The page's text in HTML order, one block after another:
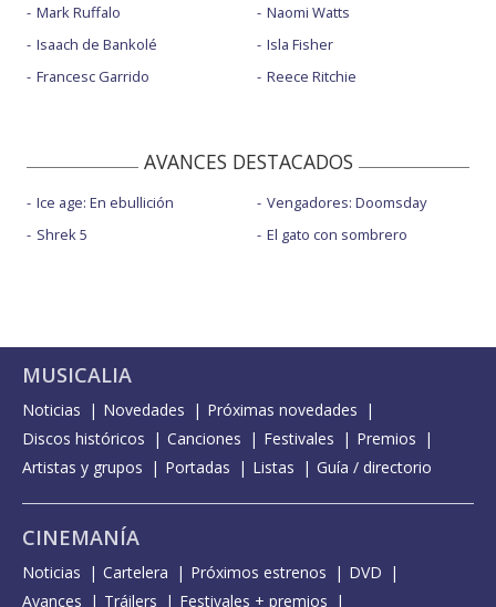
Mark Ruffalo
Isaach de Bankolé
Francesc Garrido
Naomi Watts
Isla Fisher
Reece Ritchie
AVANCES DESTACADOS
Ice age: En ebullición
Shrek 5
Vengadores: Doomsday
El gato con sombrero
MUSICALIA
Noticias Novedades
Próximas novedades
Discos históricos
Canciones Festivales
Premios
Artistas y grupos
Portadas Listas Guía / directorio
CINEMANÍA
Noticias Cartelera Próximos estrenos
DVD
Avances
Tráilers Festivales + premios